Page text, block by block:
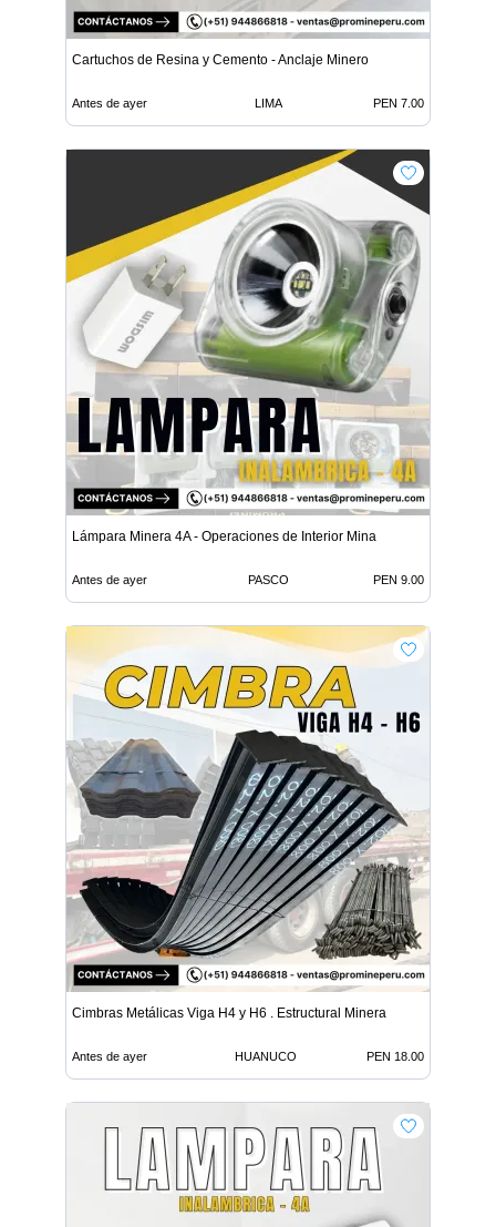
Cartuchos de Resina y Cemento - Anclaje Minero
Antes de ayer LIMA PEN 7.00
Lámpara Minera 4A - Operaciones de Interior Mina
Antes de ayer PASCO PEN 9.00
Cimbras Metálicas Viga H4 y H6 . Estructural Minera
Antes de ayer HUANUCO PEN 18.00